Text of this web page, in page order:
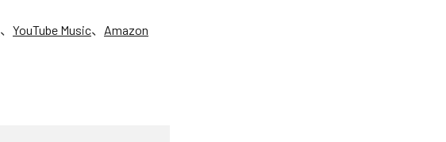
、 YouTube Music、 Amazon